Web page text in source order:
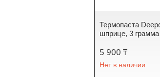
Термопаста
шприце, 3 грамма
5 900 ₸
Нет в наличии